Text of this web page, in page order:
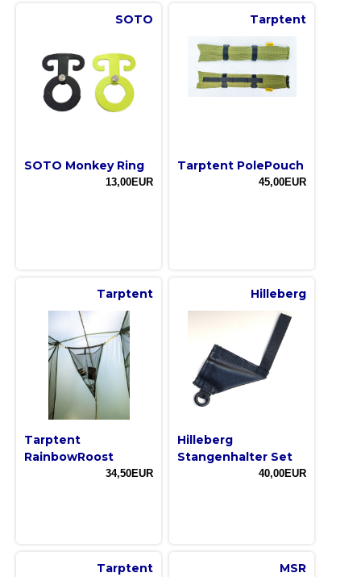
SOTO
SOTO Monkey Ring
13,00EUR
Tarptent
Tarptent PolePouch
45,00EUR
Tarptent
Tarptent
RainbowRoost
34,50EUR
Hilleberg
Hilleberg
Stangenhalter Set
40,00EUR
Tarptent MSR